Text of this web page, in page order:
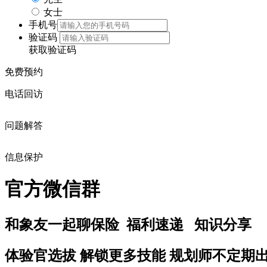
女士
手机号
验证码
获取验证码
免费预约
电话回访
问题解答
信息保护
官方微信群
和象友一起聊保险 福利速递 知识分享
体验官选拔 解锁更多技能规划师不定期